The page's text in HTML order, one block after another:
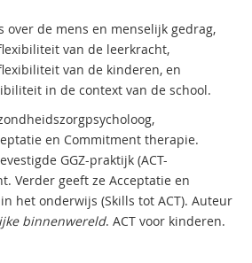
over de mens en menselijk gedrag,
van de leerkracht,
van de kinderen, en
in de context van de school.
en Commitment therapie.
GGZ-praktijk (ACT-
Verder geeft ze Acceptatie en
het onderwijs (Skills tot ACT). Auteur
binnenwereld. ACT voor kinderen.